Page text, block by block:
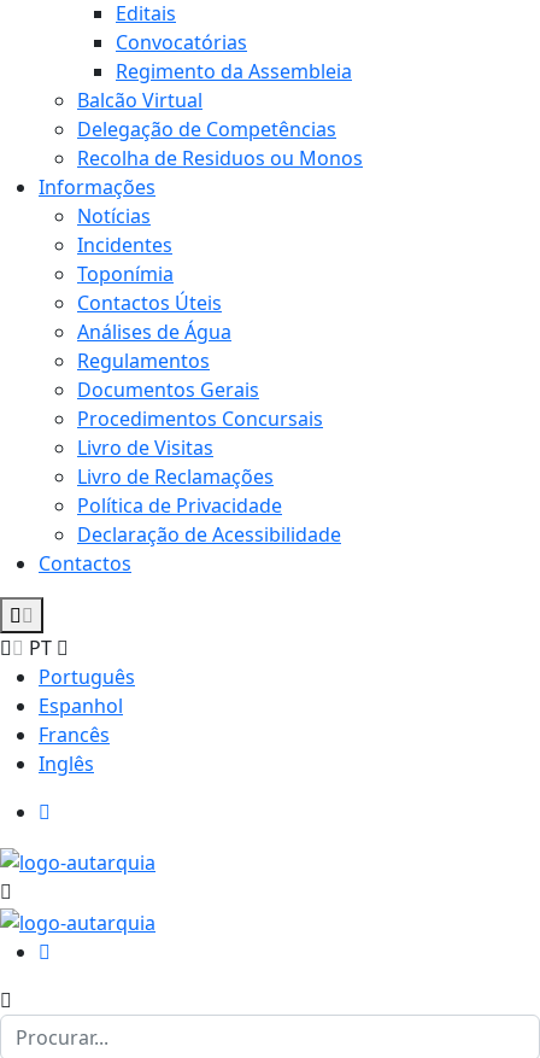
Editais
Convocatórias
Regimento da Assembleia
Balcão Virtual
Delegação de Competências
Recolha de Residuos ou Monos
Informações
Notícias
Incidentes
Toponímia
Contactos Úteis
Análises de Água
Regulamentos
Documentos Gerais
Procedimentos Concursais
Livro de Visitas
Livro de Reclamações
Política de Privacidade
Declaração de Acessibilidade
Contactos
PT
Português
Espanhol
Francês
Inglês